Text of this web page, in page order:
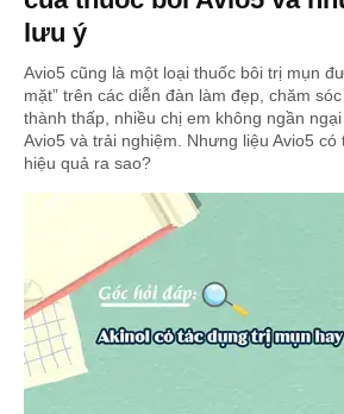
lưu ý
Avio5 cũng là một loại thuốc bôi trị mụn
mặt” trên các diễn đàn làm đẹp, chăm
thành thấp, nhiều chị em không ngần
Avio5 và trải nghiệm. Nhưng liệu Avio5
hiệu quả ra sao?